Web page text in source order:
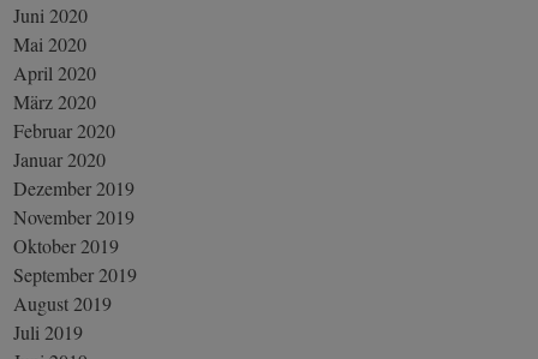
Juni 2020
Mai 2020
April 2020
März 2020
Februar 2020
Januar 2020
Dezember 2019
November 2019
Oktober 2019
September 2019
August 2019
Juli 2019